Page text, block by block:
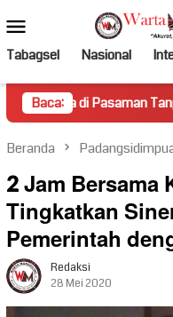
ke
kontenMobile
Tabagsel Nasional
Baca:
Tanpa Dasar Hukum
Beranda
2 Jam Bersama
Tingkatkan
Pemerintah
Redaksi
28 Mei 2020